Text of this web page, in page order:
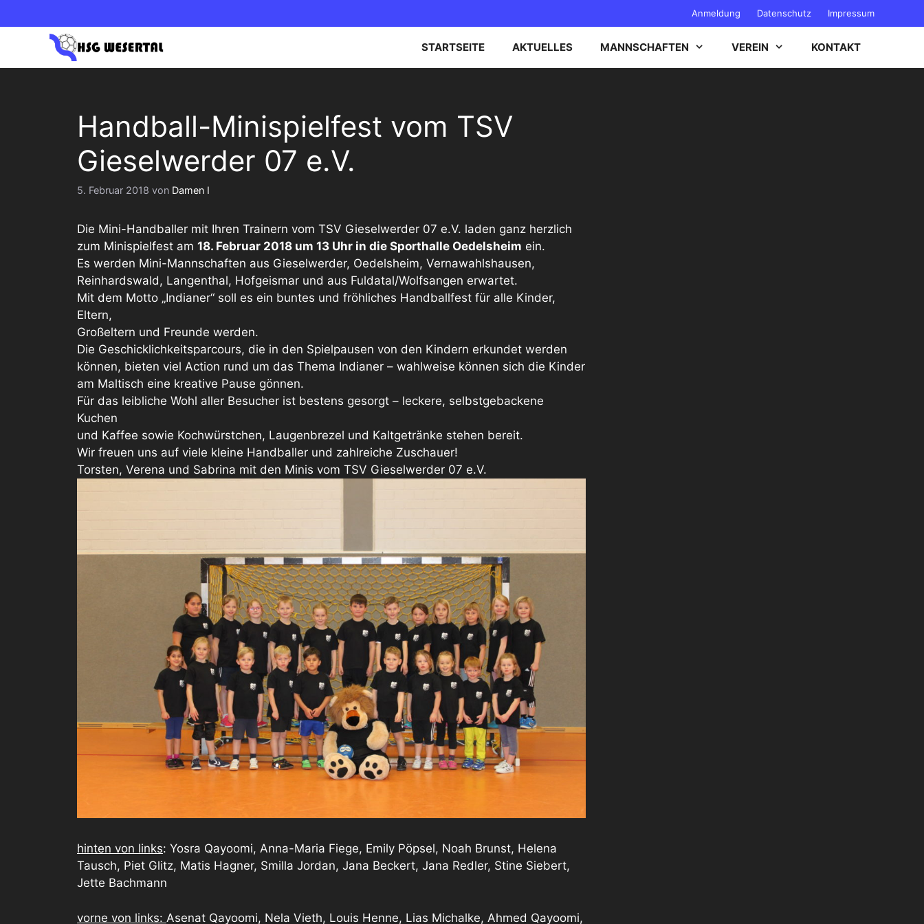
Inhalt
Anmeldung Datenschutz Impressum
STARTSEITE AKTUELLES MANNSCHAFTEN
2. HERREN BEZIRKSLIGA 2. DAMEN BEZIRKSOBERLIGA C-JUGEND
VEREIN KONTAKT
Handball-Minispielfest vom TSV
Gieselwerder 07 e.V.
5. Februar 2018 von Damen I
Die Mini-Handballer mit Ihren Trainern vom TSV Gieselwerder 07 e.V. laden ganz herzlich
zum Minispielfest am 18. Februar 2018 um 13 Uhr in die Sporthalle Oedelsheim ein.
Es werden Mini-Mannschaften aus Gieselwerder, Oedelsheim, Vernawahlshausen,
Reinhardswald, Langenthal, Hofgeismar und aus Fuldatal/Wolfsangen erwartet.
Mit dem Motto „Indianer“ soll es ein buntes und fröhliches Handballfest für alle Kinder,
Eltern,
Großeltern und Freunde werden.
Die Geschicklichkeitsparcours, die in den Spielpausen von den Kindern erkundet werden
können, bieten viel Action rund um das Thema Indianer – wahlweise können sich die Kinder
am Maltisch eine kreative Pause gönnen.
Für das leibliche Wohl aller Besucher ist bestens gesorgt – leckere, selbstgebackene
Kuchen
und Kaffee sowie Kochwürstchen, Laugenbrezel und Kaltgetränke stehen bereit.
Wir freuen uns auf viele kleine Handballer und zahlreiche Zuschauer!
Torsten, Verena und Sabrina mit den Minis vom TSV Gieselwerder 07 e.V.
hinten von links: Yosra Qayoomi, Anna-Maria Fiege, Emily Pöpsel, Noah Brunst, Helena
Tausch, Piet Glitz, Matis Hagner, Smilla Jordan, Jana Beckert, Jana Redler, Stine Siebert,
Jette Bachmann
vorne von links: Asenat Qayoomi, Nela Vieth, Louis Henne, Lias Michalke, Ahmed Qayoomi,